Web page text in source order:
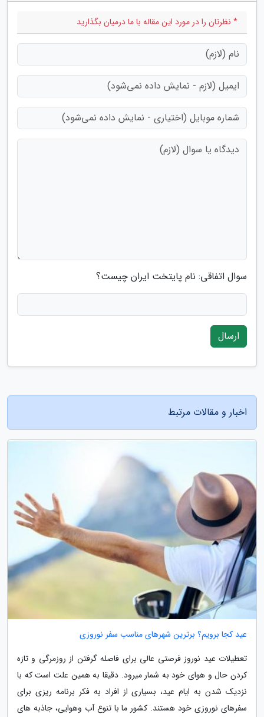
* نظرتان را در مورد این مقاله با ما درمیان بگذارید
سوال اتفاقی: نام پایتخت ایران چیست؟
ارسال
اخبار و مقالات مرتبط
عید کجا برویم؟ برترین شهرهای مناسب سفر نوروزی
تعطیلات عید نوروز فرصتی عالی برای فاصله گرفتن از روزمرگی و تازه
کردن حال و هوای خود به شمار میرود. دقیقا به همین علت است که با
نزدیک شدن به ایام عید، بسیاری از افراد به فکر برنامه ریزی برای
سفرهای نوروزی خود هستند. کشور ما با تنوع آب وهوایی، جاذبه های